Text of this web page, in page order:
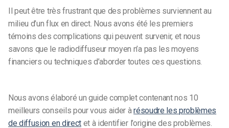
Il peut être très frustrant que des problèmes surviennent au
milieu d’un flux en direct. Nous avons été les premiers
témoins des complications qui peuvent survenir, et nous
savons que le radiodiffuseur moyen n’a pas les moyens
financiers ou techniques d’aborder toutes ces questions.
Nous avons élaboré un guide complet contenant nos 10
meilleurs conseils pour vous aider àrésoudre les problèmes
de diffusion en directet à identifier l’origine des problèmes.